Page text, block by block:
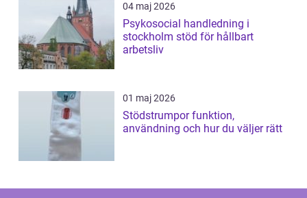
04 maj 2026
Psykosocial handledning i
stockholm stöd för hållbart
arbetsliv
01 maj 2026
Stödstrumpor funktion,
användning och hur du väljer rätt